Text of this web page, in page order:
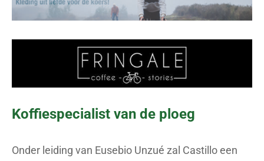
Koffiespecialist van de ploeg
Onder leiding van Eusebio Unzué zal Castillo een